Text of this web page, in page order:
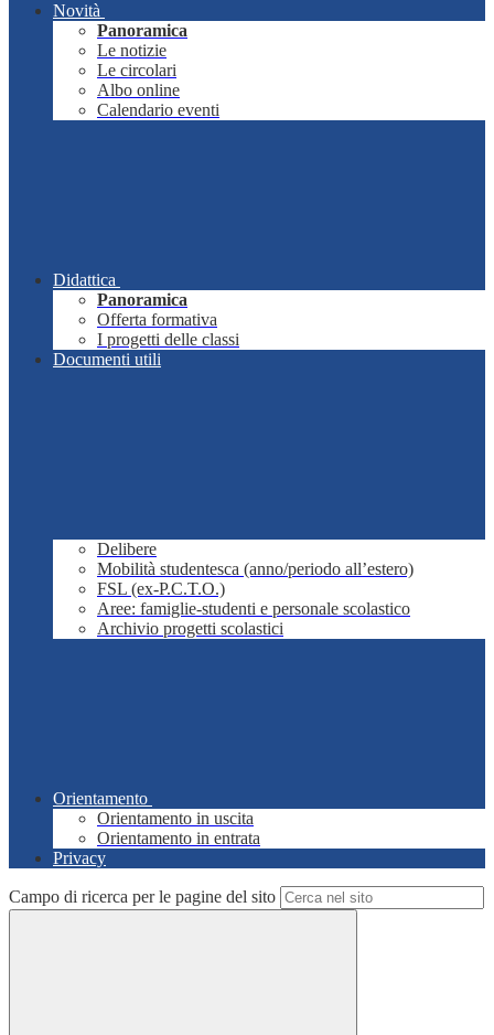
Novità
Panoramica
Le notizie
Le circolari
Albo online
Calendario eventi
Didattica
Panoramica
Offerta formativa
I progetti delle classi
Documenti utili
Delibere
Mobilità studentesca (anno/periodo all’estero)
FSL (ex-P.C.T.O.)
Aree: famiglie-studenti e personale scolastico
Archivio progetti scolastici
Orientamento
Orientamento in uscita
Orientamento in entrata
Privacy
Campo di ricerca per le pagine del sito